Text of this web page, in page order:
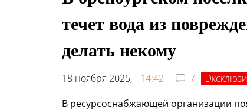
течет вода из
делать некому
18 ноября 2025, 14:42 7
В ресурсоснабжающей организации